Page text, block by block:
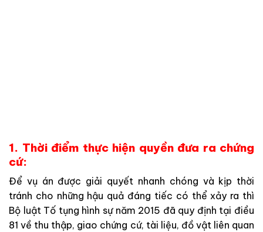
1. Thời điểm thực hiện quyền đưa ra chứng
cứ:
Để vụ án được giải quyết nhanh chóng và kịp thời
tránh cho những hậu quả đáng tiếc có thểxảy ra thì
Bộ luật Tố tụng hình sự năm 2015 đã quy định tại điều
81về thu thập, giao chứng cứ, tài liệu, đồ vật liên quan